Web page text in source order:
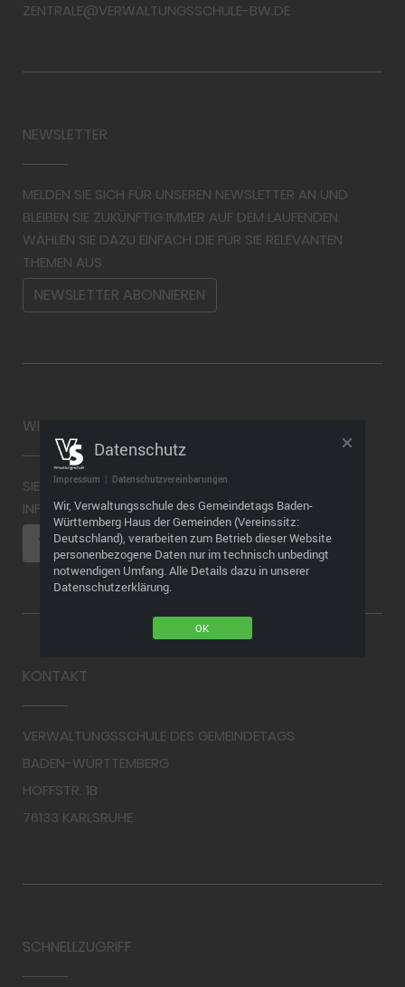
ZENTRALE@VERWALTUNGSSCHULE-BW.DE
NEWSLETTER
MELDEN SIE SICH FÜR UNSEREN NEWSLETTER AN UND
BLEIBEN SIE ZUKÜNFTIG IMMER AUF DEM LAUFENDEN.
WÄHLEN SIE DAZU EINFACH DIE FÜR SIE RELEVANTEN
THEMEN AUS.
NEWSLETTER ABONNIEREN
WIDERRUF
SIE MÖCHTEN EINEN WIDERRUF ABGEBEN? WEITERE
INFORMATIONEN FINDEN SIE HIER
VERTRAG WIDERRUFEN
KONTAKT
VERWALTUNGSSCHULE DES GEMEINDETAGS
BADEN-WÜRTTEMBERG
HOFFSTR. 1B
76133 KARLSRUHE
SCHNELLZUGRIFF
Datenschutz
Impressum | Datenschutzvereinbarungen
Wir, Verwaltungsschule des Gemeindetags Baden-
Württemberg Haus der Gemeinden (Vereinssitz:
Deutschland), verarbeiten zum Betrieb dieser Website
personenbezogene Daten nur im technisch unbedingt
notwendigen Umfang. Alle Details dazu in unserer
Datenschutzerklärung.
OK